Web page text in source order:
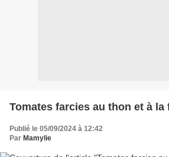
Tomates farcies au thon et à la
Publié le 05/09/2024 à 12:42
Par Mamylie